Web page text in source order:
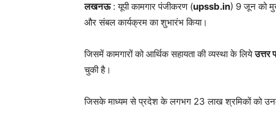
लखनऊ: यूपी कामगार पंजीकरण (upssb.in) 9 जून को
और संबल कार्यक्रम का शुभारंभ किया।
जिसमें कामगारों को आर्थिक सहायता की व्यस्था के लियेउत्तर
चुकी है।
जिसके माध्यम से प्रदेश के लगभग 23 लाख श्रमिकों को